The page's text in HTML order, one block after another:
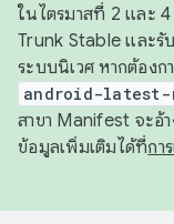
ในไตรมาสที่ 2 และ
Trunk Stable และรั
ระบบนิเวศ หากต้องก
android-latest-
สาขา Manifest จะอ้
ข้อมูลเพิ่มเติมได้ที่กา